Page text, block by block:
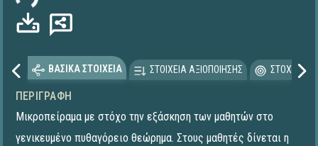
ΒΑΣΙΚΑ ΣΤΟΙΧΕΙΑ ΣΤΟΙΧΕΙΑ ΑΞΙΟΠΟΙΗΣΗΣ
ΠΕΡΙΓΡΑΦΉ
Μικροπείραμα με στόχο την εξάσκηση των μαθητών στο
γενικευμένο πυθαγόρειο θεώρημα. Στους μαθητές δίνεται η